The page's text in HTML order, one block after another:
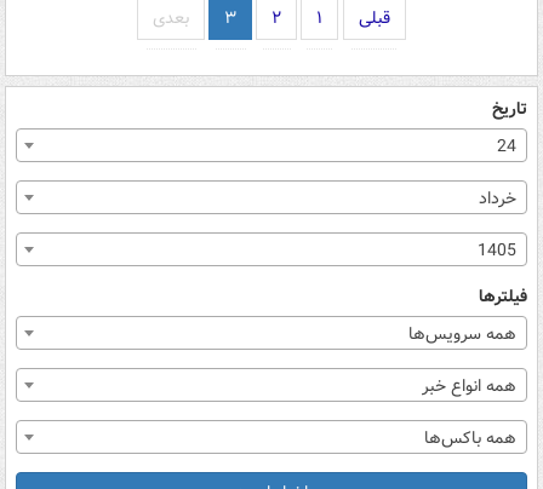
قبلی ۱ ۲ ۳ بعدی
تاریخ
24
خرداد
1405
فیلترها
همه سرویس‌ها
همه انواع خبر
همه باکس‌ها